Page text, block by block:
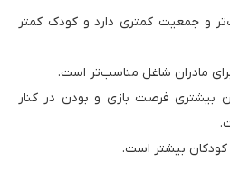
و جمعیت کمتری دارد و کودک کمتر
مادران شاغل مناسب‌تر است.
بیشتری فرصت بازی و بودن در کنار
بیشتر است.